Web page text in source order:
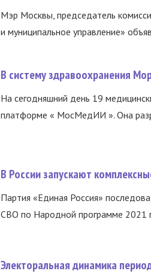
Мэр Москвы, председатель
и муниципальное управление»
В систему здравоохранения
На сегодняшний день 19
платформе « МосМедИИ ». Она
В России запускают
Партия «Единая Россия»
СВО по Народной программе 2021
Электоральная динамика